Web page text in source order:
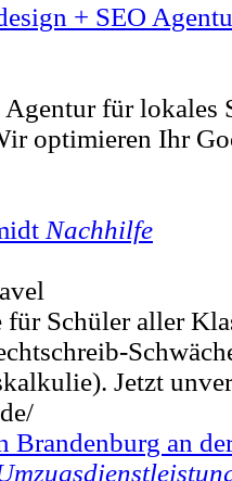
+ SEO
für lokales
optimieren Ihr
Nachhilfe
Schüler aller
Jetzt
Brandenburg an